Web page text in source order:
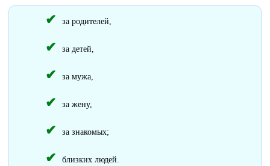
за родителей,
за детей,
за мужа,
за жену,
за знакомых;
близких людей.